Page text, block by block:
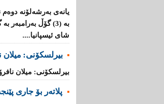
یانه‌ی به‌رشه‌لۆنه‌ دوه‌م
بە (3) گۆڵ به‌رامبه‌ر
شای ئیسپانیا....
بیرلسكۆنی: میلان
بیرلسكۆنی: میلان
پلاتەر بۆ جاری